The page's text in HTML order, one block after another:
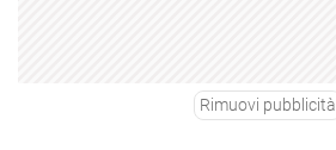
Rimuovi pubblicità